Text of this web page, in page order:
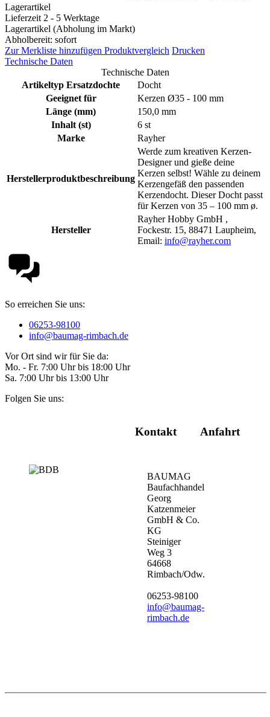
Lagerartikel
Lieferzeit 2 - 5 Werktage
Lagerartikel (Abholung im Markt)
Abholbereit: sofort
Zur Merkliste hinzufügen Produktvergleich Drucken
Technische Daten
Technische Daten
Artikeltyp Ersatzdochte
Docht
Geeignet für
Kerzen Ø35 - 100 mm
Länge (mm)
150,0 mm
Inhalt (st)
6 st
Marke
Rayher
Herstellerproduktbeschreibung
Werde zum kreativen Kerzen-
Designer und gieße deine
Kerzen selbst! Wähle zu deinem
Kerzengefäß den passenden
Kerzendocht. Dieser Docht passt
für Kerzen von 35 – 100 mm ø.
Hersteller
Rayher Hobby GmbH ,
Fockestr. 15, 88471 Laupheim,
Email: info@rayher.com
So erreichen Sie uns:
06253-98100
info@baumag-rimbach.de
Vor Ort sind wir für Sie da:
Mo. - Fr. 7:00 Uhr bis 18:00 Uhr
Sa. 7:00 Uhr bis 13:00 Uhr
Folgen Sie uns:
Kontakt
BAUMAG
Baufachhandel
Georg
Katzenmeier
GmbH & Co.
KG
Steiniger
Weg 3
64668
Rimbach/Odw.
06253-98100
info@baumag-
rimbach.de
Anfahrt